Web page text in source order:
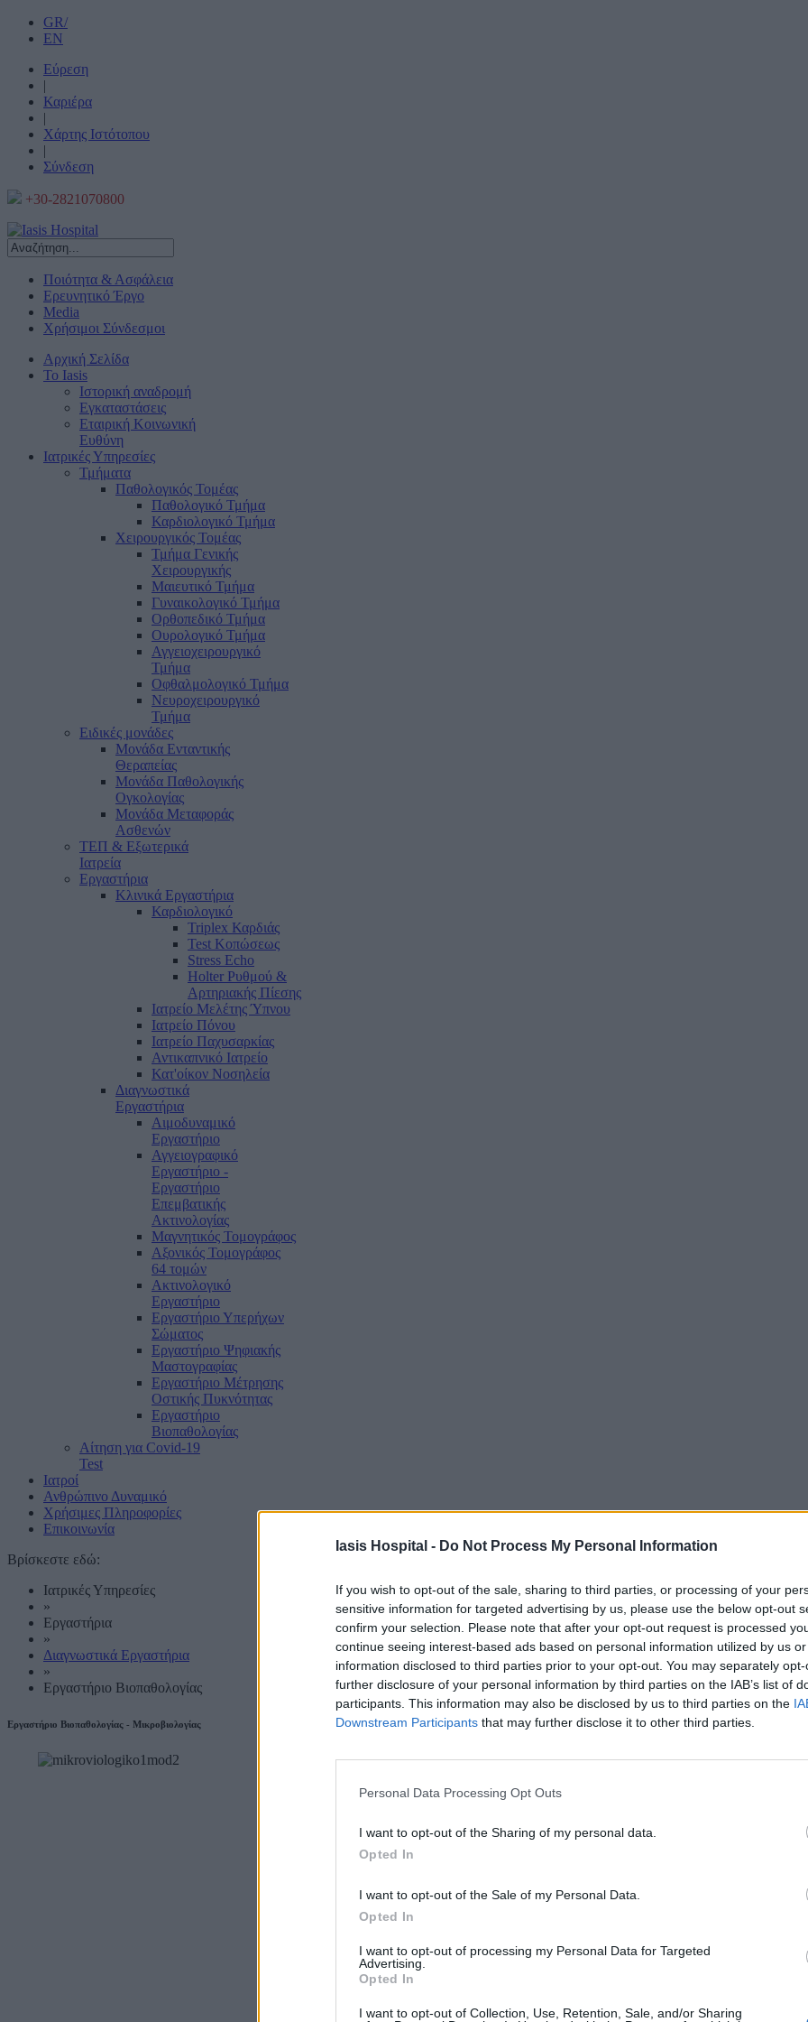
Iasis Hospital - Do Not Process My Personal Information
If you wish to opt-out of the sale, sharing to third parties, or processing of your
sensitive information for targeted advertising by us, please use the below opt-out
confirm your selection. Please note that after your opt-out request is processed
continue seeing interest-based ads based on personal information utilized by us
information disclosed to third parties prior to your opt-out. You may separately
further disclosure of your personal information by third parties on the IAB’s list of
participants. This information may also be disclosed by us to third parties on the
Downstream Participants that may further disclose it to other third parties.
Personal Data Processing Opt Outs
I want to opt-out of the Sharing of my personal data.
Opted In
I want to opt-out of the Sale of my Personal Data.
Opted In
I want to opt-out of processing my Personal Data for Targeted
Advertising.
Opted In
I want to opt-out of Collection, Use, Retention, Sale, and/or Sharing
GR/
EN
Εύρεση
|
Καριέρα
|
Χάρτης Ιστότοπου
|
Σύνδεση
+30-2821070800
Ποιότητα & Ασφάλεια
Ερευνητικό Έργο
Media
Χρήσιμοι Σύνδεσμοι
Αρχική Σελίδα
Το Iasis
Ιστορική αναδρομή
Εγκαταστάσεις
Εταιρική Κοινωνική
Ευθύνη
Ιατρικές Υπηρεσίες
Τμήματα
Παθολογικός Τομέας
Παθολογικό Τμήμα
Καρδιολογικό Τμήμα
Χειρουργικός Τομέας
Τμήμα Γενικής
Χειρουργικής
Μαιευτικό Τμήμα
Γυναικολογικό Τμήμα
Ορθοπεδικό Τμήμα
Ουρολογικό Τμήμα
Αγγειοχειρουργικό
Τμήμα
Οφθαλμολογικό Τμήμα
Νευροχειρουργικό
Τμήμα
Ειδικές μονάδες
Μονάδα Ενταντικής
Θεραπείας
Μονάδα Παθολογικής
Ογκολογίας
Μονάδα Μεταφοράς
Ασθενών
ΤΕΠ & Εξωτερικά
Ιατρεία
Εργαστήρια
Κλινικά Εργαστήρια
Καρδιολογικό
Triplex Καρδιάς
Test Κοπώσεως
Stress Echo
Holter Ρυθμού &
Αρτηριακής Πίεσης
Ιατρείο Μελέτης Ύπνου
Ιατρείο Πόνου
Ιατρείο Παχυσαρκίας
Αντικαπνικό Ιατρείο
Κατ'οίκον Νοσηλεία
Διαγνωστικά
Εργαστήρια
Αιμοδυναμικό
Εργαστήριο
Αγγειογραφικό
Εργαστήριο -
Εργαστήριο
Επεμβατικής
Ακτινολογίας
Μαγνητικός Τομογράφος
Αξονικός Τομογράφος
64 τομών
Ακτινολογικό
Εργαστήριο
Εργαστήριο Υπερήχων
Σώματος
Εργαστήριο Ψηφιακής
Μαστογραφίας
Εργαστήριο Μέτρησης
Οστικής Πυκνότητας
Εργαστήριο
Βιοπαθολογίας
Αίτηση για Covid-19
Test
Ιατροί
Ανθρώπινο Δυναμικό
Χρήσιμες Πληροφορίες
Επικοινωνία
Βρίσκεστε εδώ:
Ιατρικές Υπηρεσίες
»
Εργαστήρια
»
Διαγνωστικά Εργαστήρια
»
Εργαστήριο Βιοπαθολογίας
Εργαστήριο Βιοπαθολογίας - Μικροβιολογίας